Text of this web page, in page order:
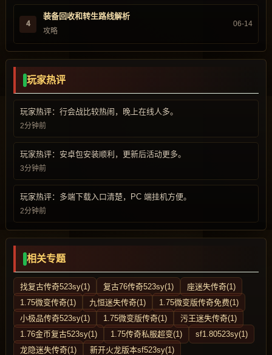
4
装备回收和转生路线解析
攻略
06-14
玩家热评
玩家热评：行会战比较热闹，晚上在线人多。
2分钟前
玩家热评：安卓包安装顺利，更新后活动更多。
3分钟前
玩家热评：多端下载入口清楚，PC 端挂机方便。
2分钟前
相关专题
找复古传奇523sy(1) 复古76传奇523sy(1)
座迷失传奇(1)
1.75微变传奇(1)
九恒迷失传奇(1)
1.75微变版传奇免费(1)
小极品传奇523sy(1)
1.75微变版传奇(1)
污王迷失传奇(1)
1.76金币复古523sy(1)
1.75传奇私服超变(1)
sf1.80523sy(1)
龙隐迷失传奇(1)
新开火龙版本sf523sy(1)